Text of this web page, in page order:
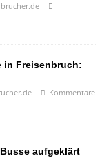
in Freisenbruch:
Kommentare
aufgeklärt